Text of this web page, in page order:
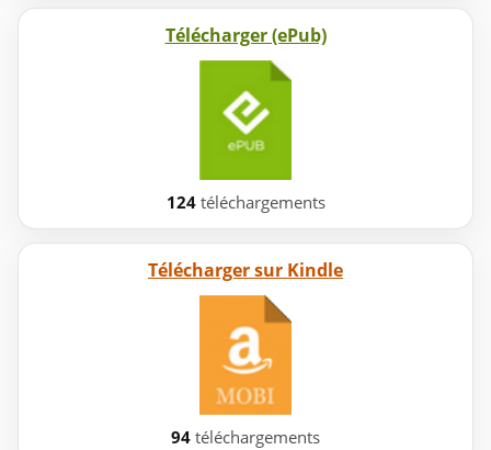
Télécharger (ePub)
124téléchargements
Télécharger sur Kindle
94 téléchargements